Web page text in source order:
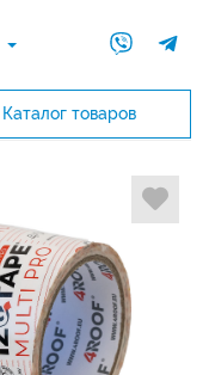
Каталог товаров